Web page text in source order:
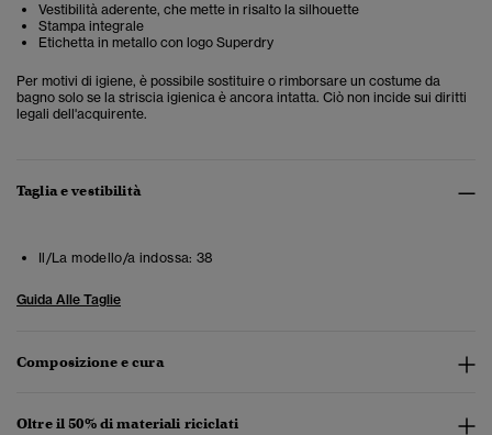
Vestibilità aderente, che mette in risalto la silhouette
Stampa integrale
Etichetta in metallo con logo Superdry
Per motivi di igiene, è possibile sostituire o rimborsare un costume da
bagno solo se la striscia igienica è ancora intatta. Ciò non incide sui diritti
legali dell'acquirente.
Taglia e vestibilità
Il/La modello/a indossa: 38
Guida Alle Taglie
Composizione e cura
Oltre il 50% di materiali riciclati